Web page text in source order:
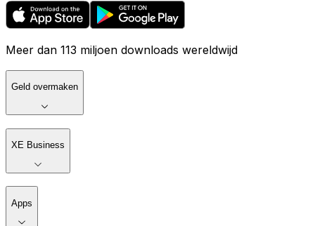
Meer dan 113 miljoen downloads wereldwijd
Geld overmaken
XE Business
Apps